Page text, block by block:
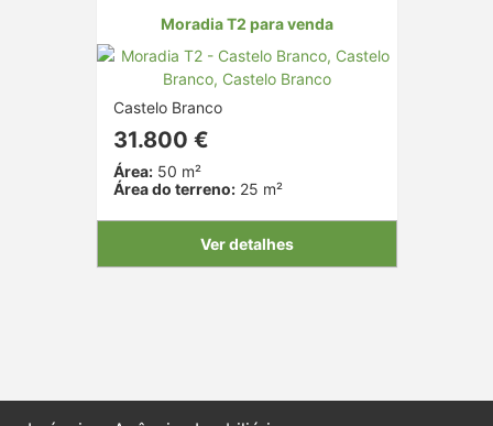
Moradia T2 para venda
Castelo Branco
31.800 €
Área:50 m²
Área do terreno:25 m²
Ver detalhes